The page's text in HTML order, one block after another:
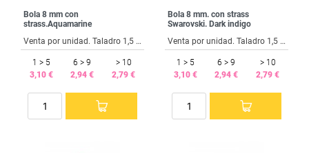
Bola 8 mm con
strass.Aquamarine
Venta por unidad. Taladro 1,5 mm.
1 > 5
3,10 €
6 > 9
2,94 €
> 10
2,79 €
Bola 8 mm. con strass
Swarovski. Dark indigo
Venta por unidad. Taladro 1,5 mm.
1 > 5
3,10 €
6 > 9
2,94 €
> 10
2,79 €